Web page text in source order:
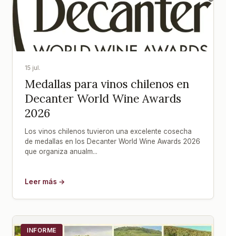
15 jul.
Medallas para vinos chilenos en
Decanter World Wine Awards
2026
Los vinos chilenos tuvieron una excelente cosecha
de medallas en los Decanter World Wine Awards 2026
que organiza anualm...
Leer más →
INFORME